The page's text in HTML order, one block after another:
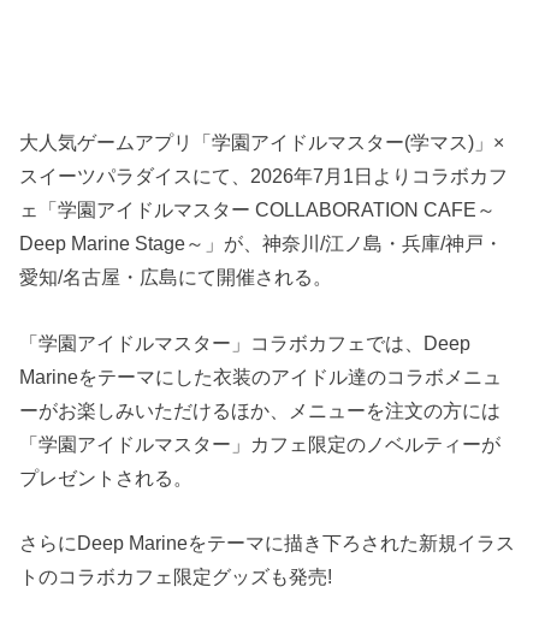
大人気ゲームアプリ「学園アイドルマスター(学マス)」×
スイーツパラダイスにて、2026年7月1日よりコラボカフ
ェ「学園アイドルマスター COLLABORATION CAFE～
Deep Marine Stage～」が、神奈川/江ノ島・兵庫/神戸・
愛知/名古屋・広島にて開催される。
「学園アイドルマスター」コラボカフェでは、Deep
Marineをテーマにした衣装のアイドル達のコラボメニュ
ーがお楽しみいただけるほか、メニューを注文の方には
「学園アイドルマスター」カフェ限定のノベルティーが
プレゼントされる。
さらにDeep Marineをテーマに描き下ろされた新規イラス
トのコラボカフェ限定グッズも発売!